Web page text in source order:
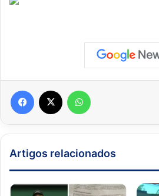
Artigos relacionados